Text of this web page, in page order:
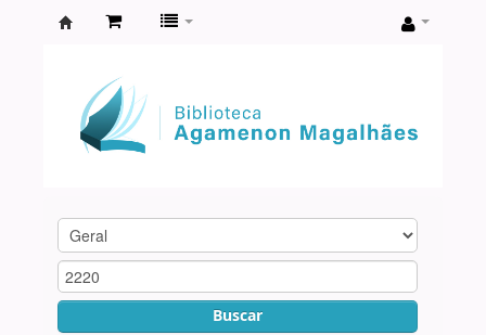
Agamenon
Magalhães
Buscar